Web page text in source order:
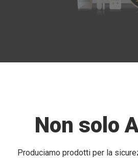
Non solo
Produciamo prodotti per la